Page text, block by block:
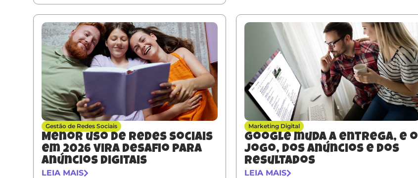
Gestão de Redes Sociais
Menor uso de redes sociais
em 2026 vira desafio para
anúncios digitais
LEIA MAIS
Marketing Digital
Google muda a entrega, e o
jogo, dos anúncios e dos
resultados
LEIA MAIS